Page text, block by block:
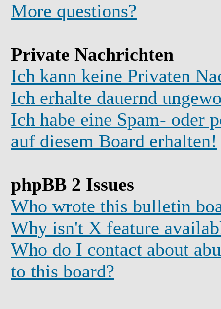
More questions?
Private Nachrichten
Ich kann keine Privaten
Ich erhalte dauernd
Ich habe eine Spam- oder
auf diesem Board erhalten!
phpBB 2 Issues
Who wrote this bulletin
Why isn't X feature
Who do I contact about
to this board?